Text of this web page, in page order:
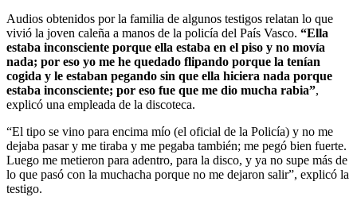
Audios obtenidos por la familia de algunos testigos relatan lo que
vivió la joven caleña a manos de la policía del País Vasco. “Ella
estaba inconsciente porque ella estaba en el piso y no movía
nada; por eso yo me he quedado flipando porque la tenían
cogida y le estaban pegando sin que ella hiciera nada porque
estaba inconsciente; por eso fue que me dio mucha rabia”,
explicó una empleada de la discoteca.
“El tipo se vino para encima mío (el oficial de la Policía) y no me
dejaba pasar y me tiraba y me pegaba también; me pegó bien fuerte.
Luego me metieron para adentro, para la disco, y ya no supe más de
lo que pasó con la muchacha porque no me dejaron salir”, explicó la
testigo.